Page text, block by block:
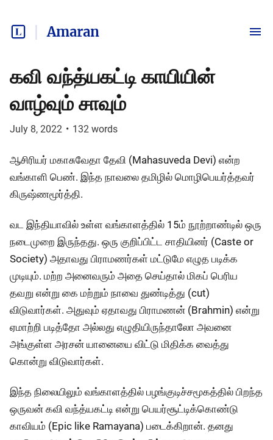
Amaran
கவி வந்த்யகட்டி காயியின்
வாழ்வும் சாவும்
July 8, 2022 • 132 words
ஆசிரியர் மகாசுவேதா தேவி (Mahasuveda Devi) என்ற
வங்காளி பெண். இந்த நாவலை தமிழில் மொழிபெயர்த்தவர்
கிருஷ்ணமூர்த்தி.
வட இந்தியாவில் உள்ள வங்காளத்தில் 15ம் நூற்றாண்டில் ஒரு
நடைமுறை இருந்தது. ஒரு குறிப்பிட்ட சாதியினர் (Caste or
Society) அதாவது பிராமணர்கள் மட்டுமே எழுத படிக்க
முடியும். மற்ற அனைவரும் அதை செய்தால் மிகப் பெரிய
தவறு என்று கை மற்றும் நாவை துண்டித்து (cut)
விடுவார்கள். அதுவும் ஏதாவது பிராமணன் (Brahmin) என்று
ஏமாற்றி படித்தோ அல்லது எழுதியிருந்தாலோ அவனை
அங்குள்ள அரசன் யானையை விட்டு மிதிக்க வைத்து
கொன்று விடுவார்கள்.
இந்த நிலையிலும் வங்காளத்தில் பழங்குடிச்சமூகத்தில் பிறந்த
ஒருவன் கவி வந்த்யகட்டி என்று பெயர்சூட்டிக்கொண்டு
காவியம் (Epic like Ramayana) படைக்கிறான். தனது